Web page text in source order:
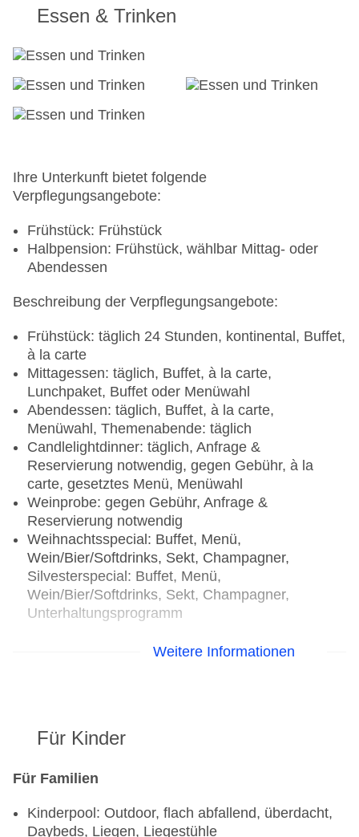
Verfügbarkeit), Stellplätze, überdacht, nicht
überdacht, Valet Parking
Businesscenter
Tagungseinrichtungen: Konferenzräume: 10,
klimatisierte Tagungsräume, Tageslicht,
Gebäudeanzahl: 1, Etagen: 6, Zimmer: 278
Essen & Trinken
Ihre Unterkunft bietet folgende
Verpflegungsangebote:
Frühstück: Frühstück
Halbpension: Frühstück, wählbar Mittag- oder
Abendessen
Beschreibung der Verpflegungsangebote:
Frühstück: täglich 24 Stunden, kontinental, Buffet,
à la carte
Mittagessen: täglich, Buffet, à la carte,
Lunchpaket, Buffet oder Menüwahl
Abendessen: täglich, Buffet, à la carte,
Menüwahl, Themenabende: täglich
Candlelightdinner: täglich, Anfrage &
Reservierung notwendig, gegen Gebühr, à la
carte, gesetztes Menü, Menüwahl
Weinprobe: gegen Gebühr, Anfrage &
Reservierung notwendig
Weihnachtsspecial: Buffet, Menü,
Wein/Bier/Softdrinks, Sekt, Champagner,
Silvesterspecial: Buffet, Menü,
Wein/Bier/Softdrinks, Sekt, Champagner,
Unterhaltungsprogramm
Grillgerichte, Kindermenü: gegen Gebühr,
Gerichte: gegen Gebühr, Buffet, à la carte,
Gebühr, täglich 06:00 Uhr - 00:00 Uhr,
klimatisierbar, mit Terrasse, Raucherbereich,
Weitere Informationen
Für Kinder
Für Familien
Kinderpool: Outdoor, flach abfallend, überdacht,
Daybeds, Liegen, Liegestühle